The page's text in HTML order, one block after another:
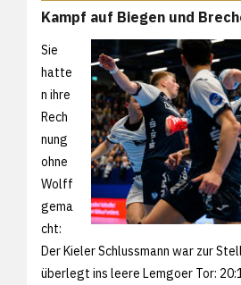
Kampf auf Biegen und
Sie
hatte
n ihre
Rech
nung
ohne
Wolff
gema
cht:
Der Kieler Schlussmann war zur
überlegt ins leere Lemgoer Tor: